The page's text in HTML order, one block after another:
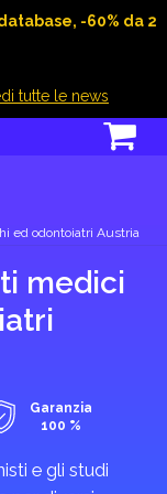
-60% da 2
tutte le news
ed odontoiatri Austria
medici
Garanzia
100 %
e gli studi